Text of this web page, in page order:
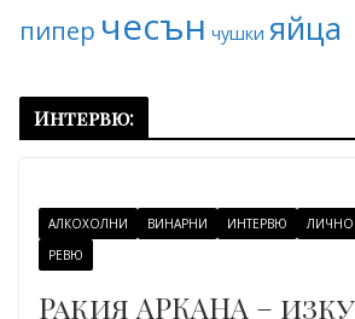
пипер чесън чушки яйца
Интервю:
АЛКОХОЛНИ ВИНАРНИ ИНТЕРВЮ
РЕВЮ
Ракия АРКАНА –